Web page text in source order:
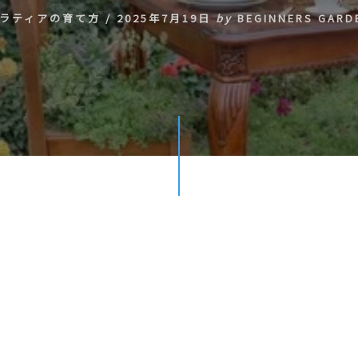
ティアの育て方/ 2025年7月19日 by BEGINNERS